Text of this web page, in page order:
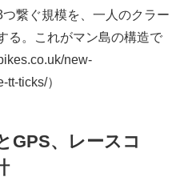
繋ぐ規模を、一人のクラー
る。これがマン島の構造で
new-
ticks/）
GPS、レースコ